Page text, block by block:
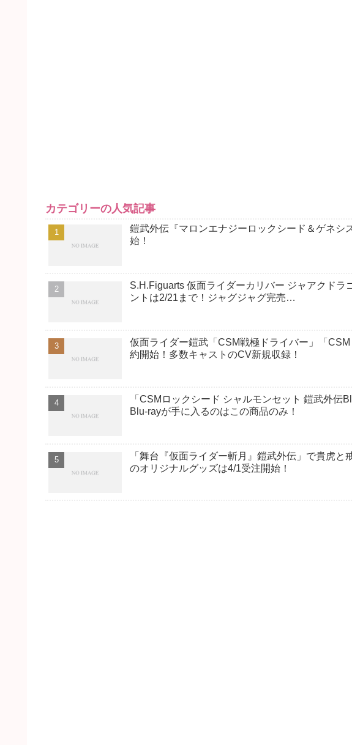
カテゴリーの人気記事
鎧武外伝『マロンエナジーロックシード＆ゲネシ
始！
S.H.Figuarts 仮面ライダーカリバー ジャアクドラ
ントは2/21まで！ジャグジャグ完売…
仮面ライダー鎧武「CSM戦極ドライバー」「
約開始！多数キャストのCV新規収録！
「CSMロックシード シャルモンセット 鎧武外伝
Blu-rayが手に入るのはこの商品のみ！
「舞台『仮面ライダー斬月』鎧武外伝」で貴虎
のオリジナルグッズは4/1受注開始！